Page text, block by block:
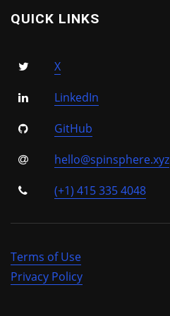
QUICK LINKS
X
LinkedIn
GitHub
hello@spinsphere.xyz
(+1) 415 335 4048
Terms of Use
Privacy Policy